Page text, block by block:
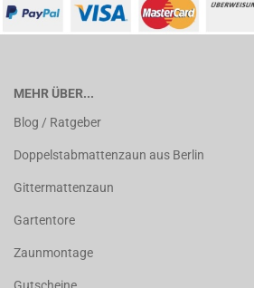
MEHR ÜBER...
Blog / Ratgeber
Doppelstabmattenzaun aus Berlin
Gittermattenzaun
Gartentore
Zaunmontage
Gutscheine